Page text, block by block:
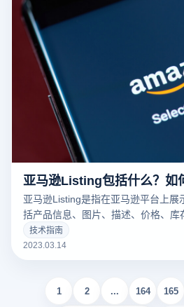
亚马逊Listing包括什么？如
亚马逊Listing是指在亚马逊平台上
括产品信息、图片、描述、价格、库
个好的亚马逊Listing可以吸引更多的
下云登录指纹浏览器关于亚马逊
技术指南
2023.03.14
1 2 ... 164 165